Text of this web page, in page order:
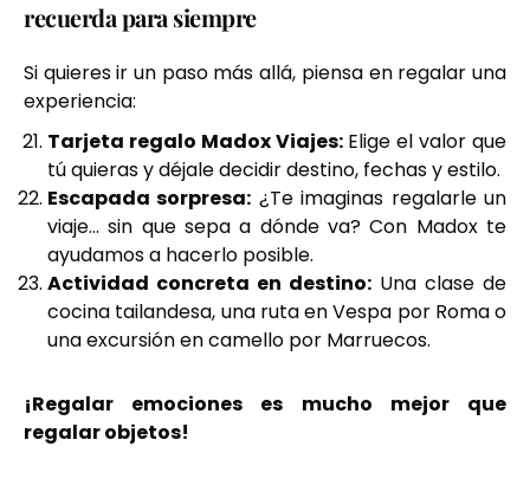
recuerda para siempre
Si quieres ir un paso más allá, piensa en regalar una
experiencia:
Tarjeta regalo Madox Viajes:Elige el valor que
tú quieras y déjale decidir destino, fechas y estilo.
Escapada sorpresa: ¿Te imaginas regalarle un
viaje… sin que sepa a dónde va? Con Madox te
ayudamos a hacerlo posible.
Actividad concreta en destino: Una clase de
cocina tailandesa, una ruta en Vespa por Roma o
una excursión en camello por Marruecos.
¡Regalar emociones es mucho mejor que
regalar objetos!